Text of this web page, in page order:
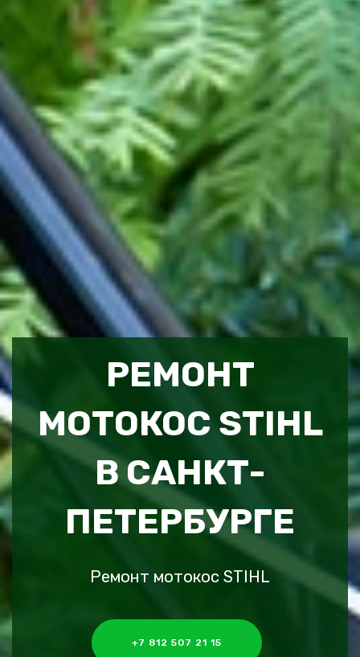
РЕМОНТ
МОТОКОС STIHL
В САНКТ-
ПЕТЕРБУРГЕ
Ремонт мотокос STIHL
+7 812 507 21 15